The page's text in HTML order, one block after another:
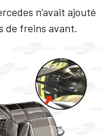
n’avait ajouté
de freins avant.